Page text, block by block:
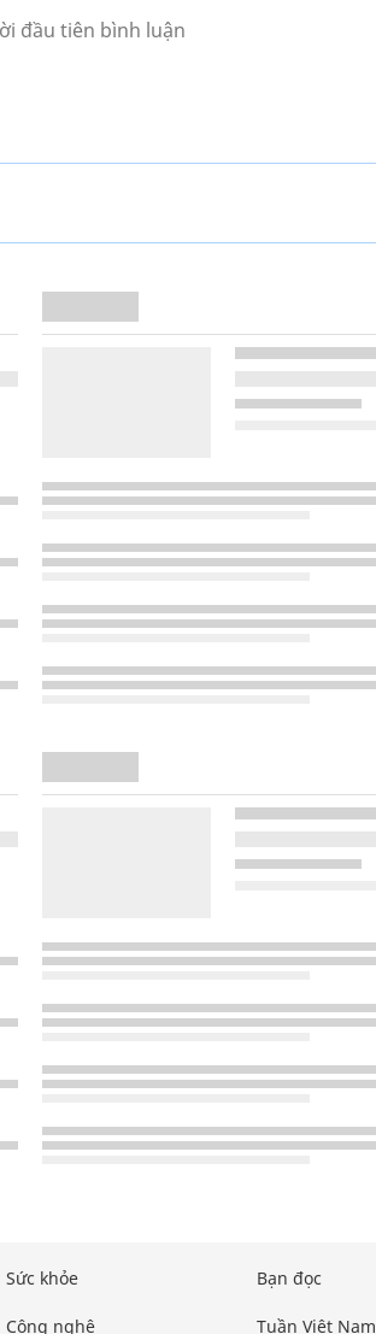
Sức khỏe
Công nghệ
Bạn đọc
Tuần Việt Nam